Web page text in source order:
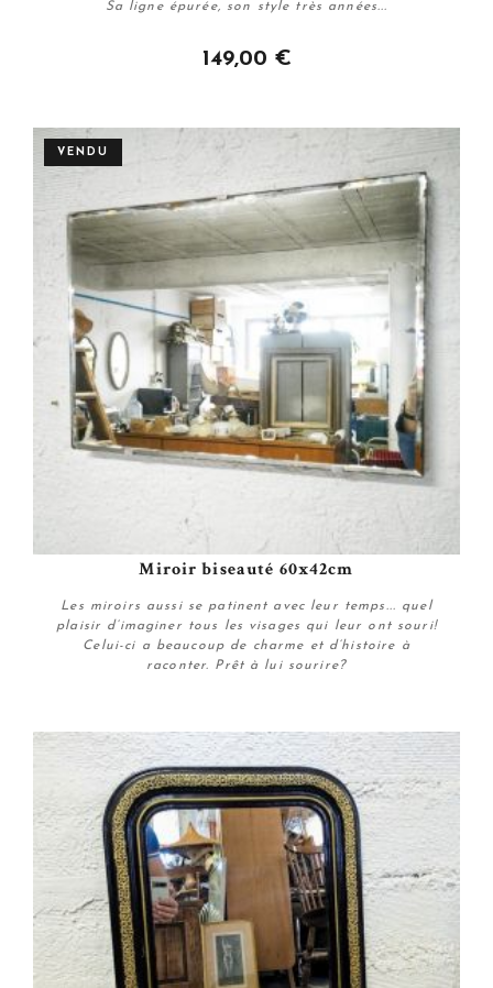
Sa ligne épurée, son style très années...
149,00 €
Plus de détails
VENDU
Miroir biseauté 60x42cm
Les miroirs aussi se patinent avec leur temps... quel
plaisir d’imaginer tous les visages qui leur ont souri!
Celui-ci a beaucoup de charme et d’histoire à
raconter. Prêt à lui sourire?